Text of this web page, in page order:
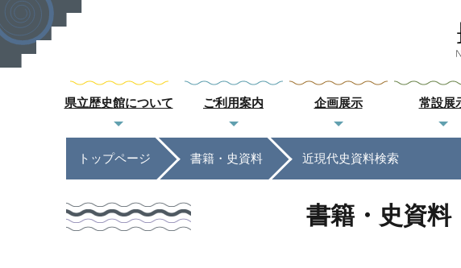
県立歴史館について ご利用案内 企画展示 常設展
トップページ 書籍・史資料 近現代史資料検索
書籍・史資料